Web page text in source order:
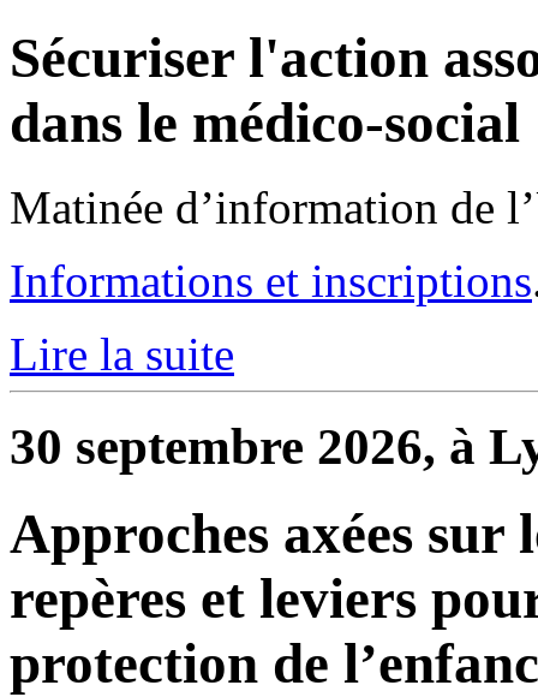
Sécuriser l'action
dans le médico-social
Matinée d’information de
Informations et inscriptions
Lire la suite
30 septembre 2026, à
Approches axées
repères et leviers
protection de